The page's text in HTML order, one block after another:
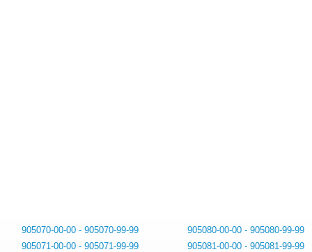
905070-00-00 - 905070-99-99
905071-00-00 - 905071-99-99
905080-00-00 - 905080-99-99
905081-00-00 - 905081-99-99